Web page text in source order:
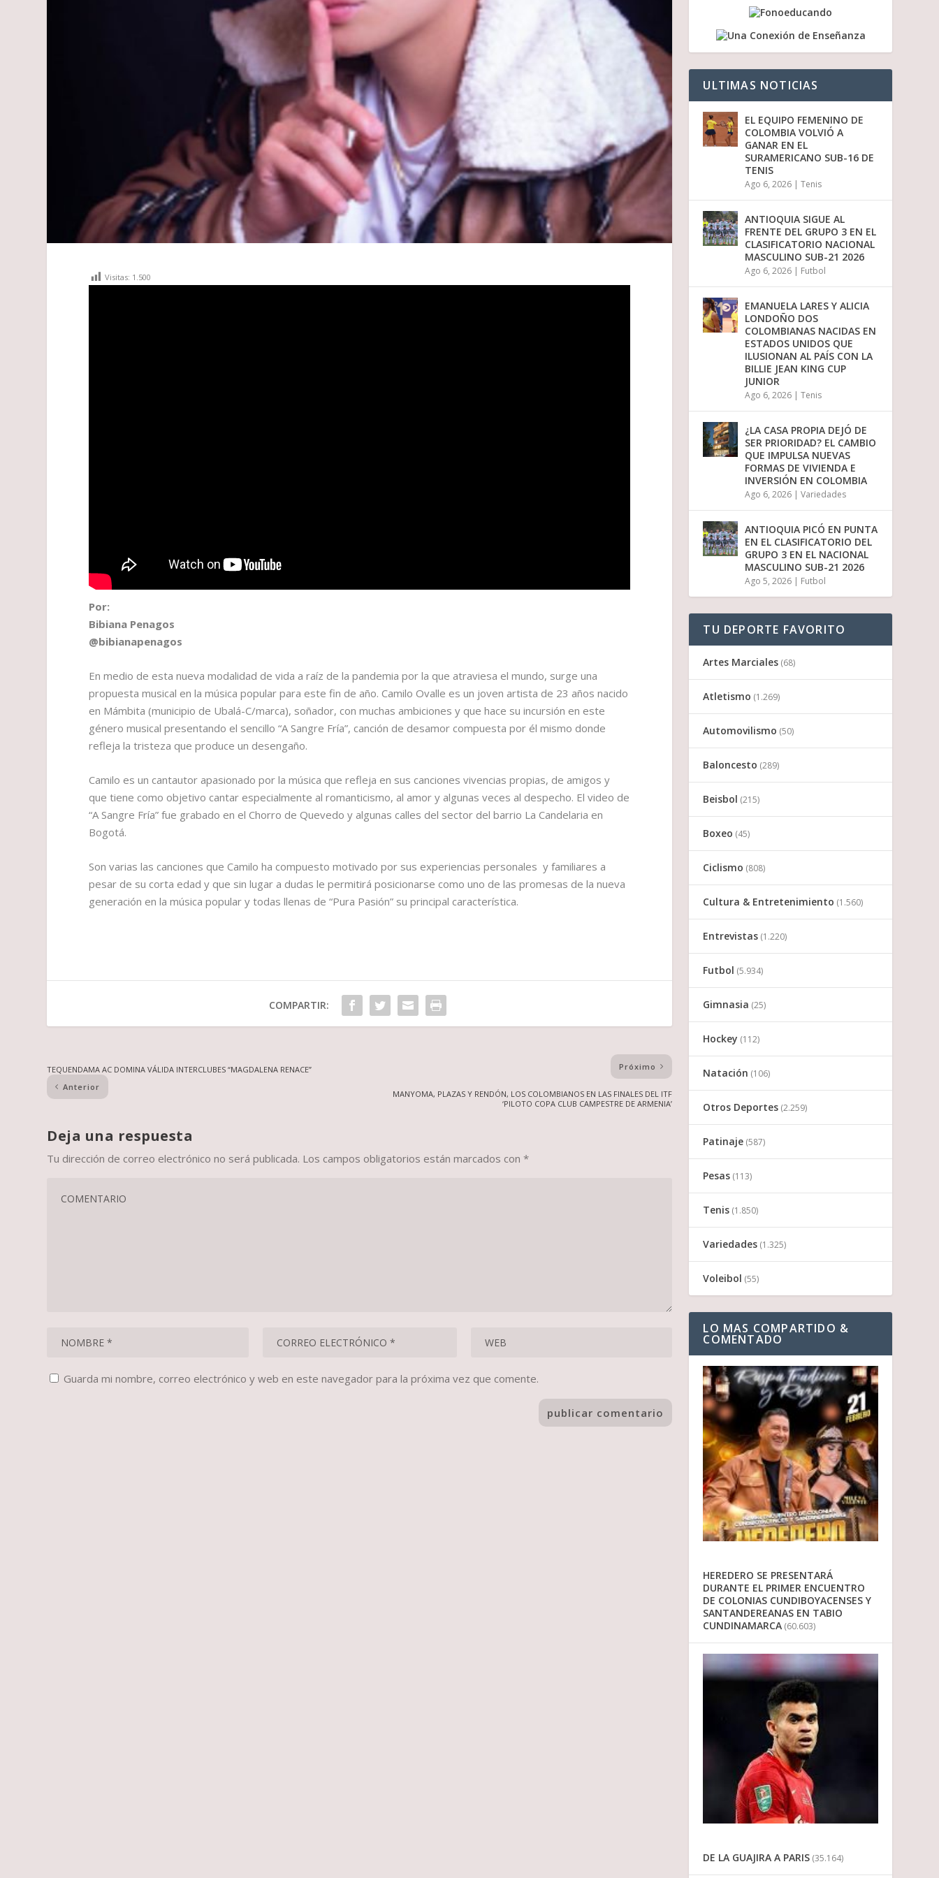
Visitas: 1.500
Por:
Bibiana Penagos
@bibianapenagos
En medio de esta nueva modalidad de vida a raíz de la pandemia por la que atraviesa el mundo, surge una
propuesta musical en la música popular para este fin de año. Camilo Ovalle es un joven artista de 23 años nacido
en Mámbita (municipio de Ubalá-C/marca), soñador, con muchas ambiciones y que hace su incursión en este
género musical presentando el sencillo “A Sangre Fría”, canción de desamor compuesta por él mismo donde
refleja la tristeza que produce un desengaño.
Camilo es un cantautor apasionado por la música que refleja en sus canciones vivencias propias, de amigos y
que tiene como objetivo cantar especialmente al romanticismo, al amor y algunas veces al despecho. El video de
“A Sangre Fría” fue grabado en el Chorro de Quevedo y algunas calles del sector del barrio La Candelaria en
Bogotá.
Son varias las canciones que Camilo ha compuesto motivado por sus experiencias personales y familiares a
pesar de su corta edad y que sin lugar a dudas le permitirá posicionarse como uno de las promesas de la nueva
generación en la música popular y todas llenas de “Pura Pasión” su principal característica.
COMPARTIR:
TEQUENDAMA AC DOMINA VÁLIDA INTERCLUBES “MAGDALENA RENACE”
Anterior
Próximo
MANYOMA, PLAZAS Y RENDÓN, LOS COLOMBIANOS EN LAS FINALES DEL ITF
‘PILOTO COPA CLUB CAMPESTRE DE ARMENIA’
Deja una respuesta
Tu dirección de correo electrónico no será publicada. Los campos obligatorios están marcados con*
Guarda mi nombre, correo electrónico y web en este navegador para la próxima vez que comente.
a
p
a
e
a
d
i
s
i
u
r
e
l
u
m
e
n
.
ULTIMAS NOTICIAS
EL EQUIPO FEMENINO DE
COLOMBIA VOLVIÓ A
GANAR EN EL
SURAMERICANO SUB-16 DE
TENIS
Ago 6, 2026 |Tenis
ANTIOQUIA SIGUE AL
FRENTE DEL GRUPO 3 EN EL
CLASIFICATORIO NACIONAL
MASCULINO SUB-21 2026
Ago 6, 2026 Futbol
EMANUELA LARES Y ALICIA
LONDOÑO DOS
COLOMBIANAS NACIDAS EN
ESTADOS UNIDOS QUE
ILUSIONAN AL PAÍS CON LA
BILLIE JEAN KING CUP
JUNIOR
Ago 6, 2026 |Tenis
¿LA CASA PROPIA DEJÓ DE
SER PRIORIDAD? EL CAMBIO
QUE IMPULSA NUEVAS
FORMAS DE VIVIENDA E
INVERSIÓN EN COLOMBIA
Ago 6, 2026 |Variedades
ANTIOQUIA PICÓ EN PUNTA
EN EL CLASIFICATORIO DEL
GRUPO 3 EN EL NACIONAL
MASCULINO SUB-21 2026
Ago 5, 2026 Futbol
TU DEPORTE FAVORITO
Artes Marciales (68)
Atletismo (1.269)
Automovilismo (50)
Baloncesto (289)
Beisbol (215)
Boxeo (45)
Ciclismo (808)
Cultura & Entretenimiento (1.560)
Entrevistas (1.220)
Futbol (5.934)
Gimnasia (25)
Hockey (112)
Natación (106)
Otros Deportes (2.259)
Patinaje (587)
Pesas (113)
Tenis (1.850)
Variedades (1.325)
Voleibol (55)
LO MAS COMPARTIDO &
COMENTADO
HEREDERO SE PRESENTARÁ
DURANTE EL PRIMER ENCUENTRO
DE COLONIAS CUNDIBOYACENSES Y
SANTANDEREANAS EN TABIO
CUNDINAMARCA (60.603)
DE LA GUAJIRA A PARIS (35.164)